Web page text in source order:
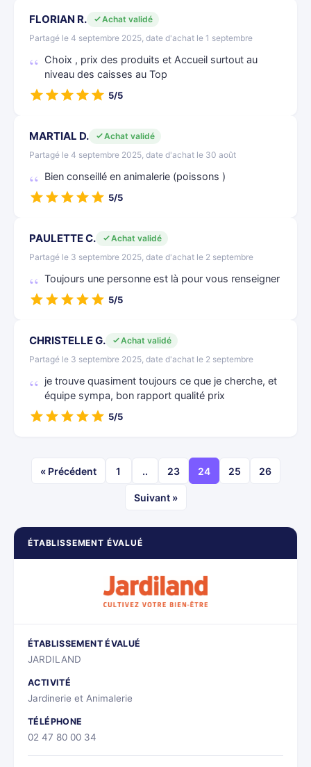
ÉTABLISSEMENT ÉVALUÉ
ÉTABLISSEMENT ÉVALUÉ
JARDILAND
ACTIVITÉ
Jardinerie et Animalerie
TÉLÉPHONE
02 47 80 00 34
FLORIAN R.
Achat validé
Partagé le 4 septembre 2025, date d'achat le 1 septembre
Choix , prix des produits et Accueil surtout au
niveau des caisses au Top
5/5
MARTIAL D.
Achat validé
Partagé le 4 septembre 2025, date d'achat le 30 août
Bien conseillé en animalerie (poissons )
5/5
PAULETTE C.
Achat validé
Partagé le 3 septembre 2025, date d'achat le 2 septembre
Toujours une personne est là pour vous renseigner
5/5
CHRISTELLE G.
Achat validé
Partagé le 3 septembre 2025, date d'achat le 2 septembre
je trouve quasiment toujours ce que je cherche, et
équipe sympa, bon rapport qualité prix
5/5
« Précédent 1 .. 23 24 25 26
Suivant »